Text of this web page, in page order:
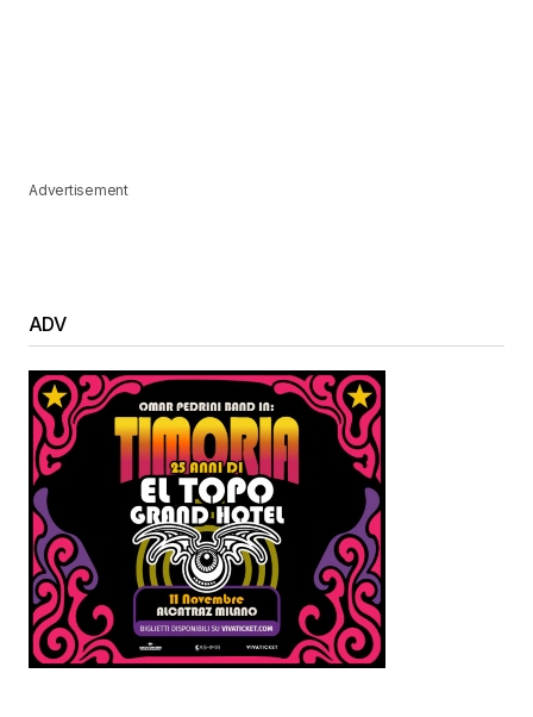
Advertisement
ADV